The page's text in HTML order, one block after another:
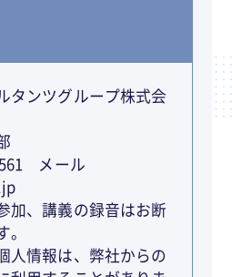
タンツグループ株式会
メール
加、講義の録音はお断
人情報は、弊社からの